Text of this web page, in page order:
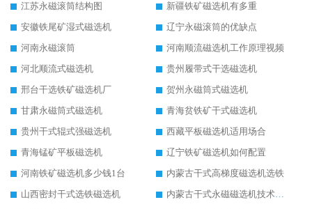
江苏永磁滚筒结构图
新疆铁矿磁选机有多重
安徽铁尾矿湿式磁选机
辽宁永磁滚筒的优缺点
河南永磁滚筒
河南顺流磁选机工作原理视频
河北顺流式磁选机
贵州履带式干选磁选机
邢台干选铁矿磁选机厂
贺州永磁筒式磁选机
甘肃永磁筒式磁选机
青海贫铁矿干式磁选机
贵州干式辊式强磁选机
西藏平板磁选机适用场合
青海锰矿平板磁选机
辽宁铁矿磁选机如何配置
河南铁矿磁选机多少钱1台
内蒙古干式高梯度磁选机选铁
山西密封干式选铁磁选机
内蒙古干式永磁磁选机技术要求